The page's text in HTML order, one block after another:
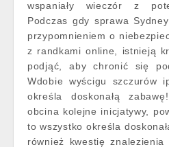
wspaniały wieczór z
Podczas gdy sprawa
przypomnieniem o
z randkami online, istnieją
podjąć, aby chronić się
Wdobie wyścigu szczurów
określa doskonałą
obcina kolejne inicjatywy,
to wszystko określa
również kwestię znalezienia